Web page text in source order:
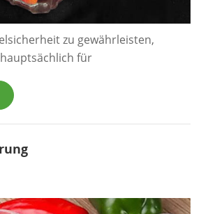
zu gewährleisten,
für
sollten Erfüllen Sie
nationalen
Die Vorteile der
sicherstellen, dass das
nicht von giftigen und
verschmutzt wird,...